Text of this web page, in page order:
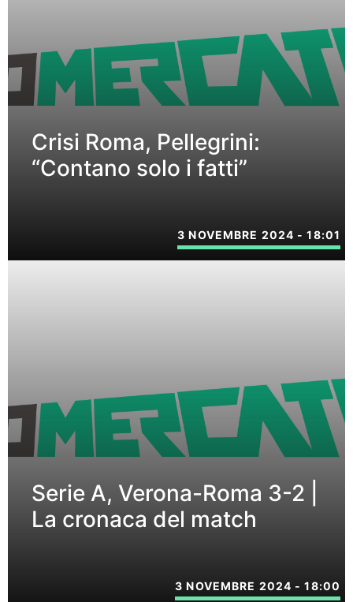
Crisi Roma, Pellegrini:
“Contano solo i fatti”
3 NOVEMBRE 2024 - 18:01
Serie A, Verona-Roma 3-2 |
La cronaca del match
3 NOVEMBRE 2024 - 18:00